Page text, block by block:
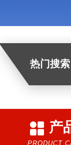
热门搜索
产
PRODUCT